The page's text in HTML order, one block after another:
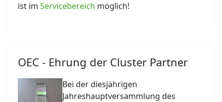
ist im Servicebereich möglich!
OEC - Ehrung der Cluster Partner
Bei der diesjährigen
Jahreshauptversammlung des